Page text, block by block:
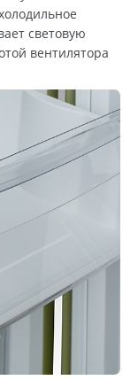
световую
вентилятора